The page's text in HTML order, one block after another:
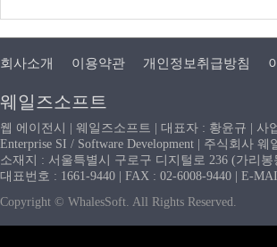
회사소개 이용약관 개인정보취급방침
웨일즈소프트
웹 에이전시 | 웨일즈소프트 | 대표자 : 황윤규 | 사
Enterprise SI / Software Development | 주식회사
소재지 : 서울특별시 구로구 디지털로 236 (가리
대표번호 : 1661-9440 | FAX : 02-6008-9440 | E-
Copyright © WhalesSoft. All Rights Reserved.